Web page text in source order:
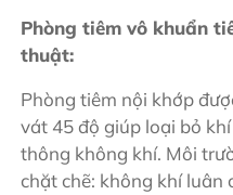
Phòng tiêm vô khuẩn
thuật:
Phòng tiêm nội khớp
vát 45 độ giúp loại bỏ
thông không khí. Môi
chặt chẽ: không khí luân